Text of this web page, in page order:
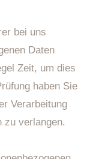
bei uns
Daten
Zeit, um dies
haben Sie
Verarbeitung
zu verlangen.